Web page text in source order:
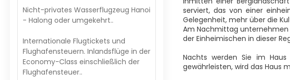
serviert, das von einer
Gelegenheit, mehr über die
Am Nachmittag unternehmen
der Einheimischen in dieser
Nachts werden Sie im
gewährleisten, wird das Haus
Nicht-privates Wasserflugzeug Hanoi
- Halong oder umgekehrt..
Internationale Flugtickets und
Flughafensteuern. Inlandsflüge in der
Economy-Class einschließlich der
Flughafensteuer..